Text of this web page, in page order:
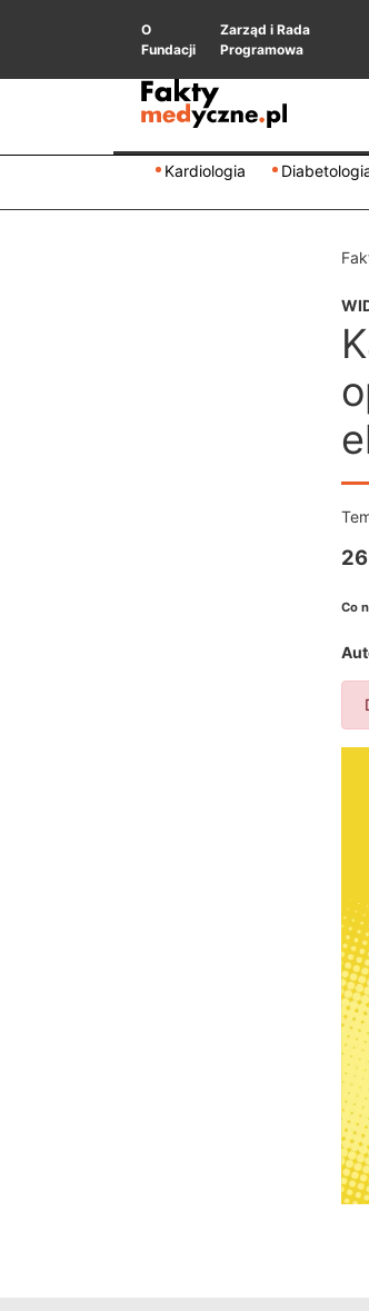
O
Fundacji
Zarząd i Rada
Programowa
Kardiologia
Co